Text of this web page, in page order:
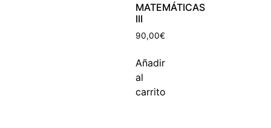
MATEMÁTICAS
III
90,00€
Añadir
al
carrito